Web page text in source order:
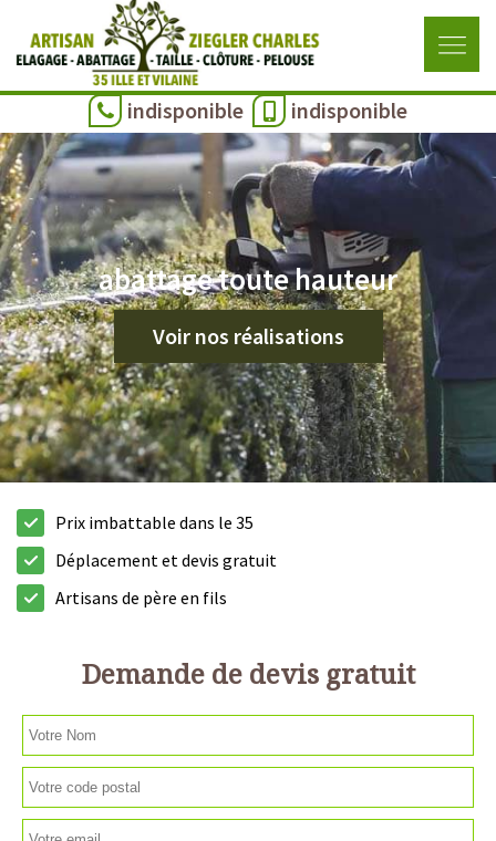
indisponible indisponible
abattage toute hauteur
Voir nos réalisations
Prix imbattable dans le 35
Déplacement et devis gratuit
Artisans de père en fils
Demande de devis gratuit